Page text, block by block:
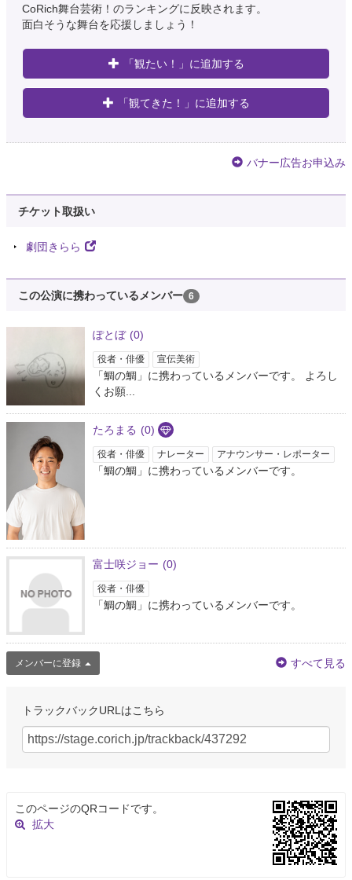
CoRich舞台芸術！のランキングに反映されます。
面白そうな舞台を応援しましょう！
「観たい！」に追加する
「観てきた！」に追加する
バナー広告お申込み
チケット取扱い
劇団きらら
この公演に携わっているメンバー 6
ぽとぼ (0)
役者・俳優 宣伝美術
「鯛の鯛」に携わっているメンバーです。 よろし
くお願...
たろまる (0)
役者・俳優 ナレーター アナウンサー・レポーター
「鯛の鯛」に携わっているメンバーです。
富士咲ジョー (0)
役者・俳優
「鯛の鯛」に携わっているメンバーです。
メンバーに登録 すべて見る
トラックバックURLはこちら
このページのQRコードです。
拡大